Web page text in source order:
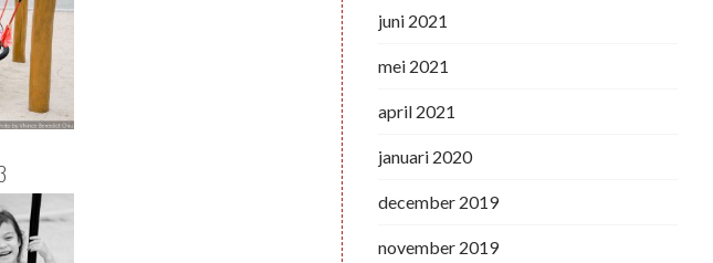
juni 2021
mei 2021
april 2021
januari 2020
december 2019
november 2019